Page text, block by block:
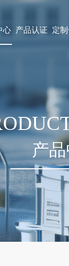
心 产品认证 定
产